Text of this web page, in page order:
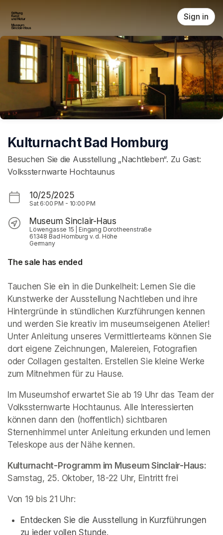
Sign in
Kulturnacht Bad Homburg
Besuchen Sie die Ausstellung „Nachtleben“. Zu Gast:
Volkssternwarte Hochtaunus
10/25/2025
Sat 6:00 PM - 10:00 PM
Museum Sinclair-Haus
Löwengasse 15 | Eingang Dorotheenstraße
61348 Bad Homburg v. d. Höhe
Germany
The sale has ended
Tauchen Sie ein in die Dunkelheit: Lernen Sie die
Kunstwerke der Ausstellung Nachtleben und ihre
Hintergründe in stündlichen Kurzführungen kennen
und werden Sie kreativ im museumseigenen Atelier!
Unter Anleitung unseres Vermittlerteams können Sie
dort eigene Zeichnungen, Malereien, Fotografien
oder Collagen gestalten. Erstellen Sie kleine Werke
zum Mitnehmen für zu Hause.
Im Museumshof erwartet Sie ab 19 Uhr das Team der
Volkssternwarte Hochtaunus. Alle Interessierten
können dann den (hoffentlich) sichtbaren
Sternenhimmel unter Anleitung erkunden und lernen
Teleskope aus der Nähe kennen.
Kulturnacht-Programm im Museum Sinclair-Haus:
Samstag, 25. Oktober, 18-22 Uhr, Eintritt frei
Von 19 bis 21 Uhr:
Entdecken Sie die Ausstellung in Kurzführungen
zu jeder vollen Stunde.